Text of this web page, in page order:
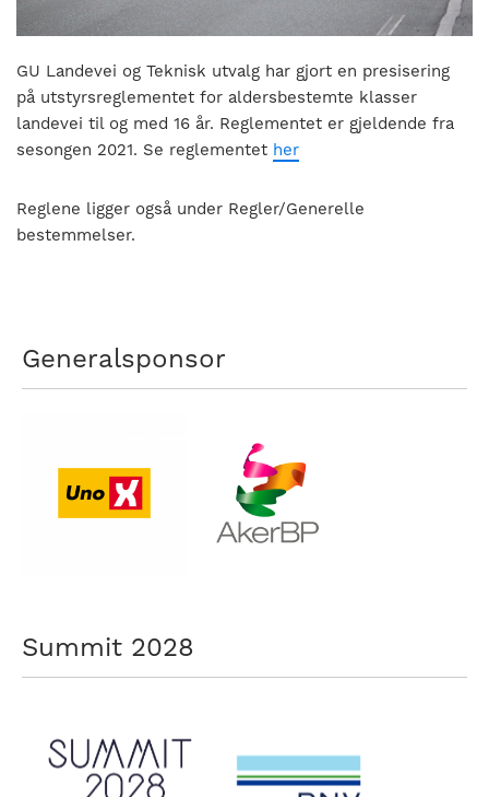
bli
en
folkesport.
GU Landevei og Teknisk utvalg har gjort en presisering
på utstyrsreglementet for aldersbestemte klasser
landevei til og med 16 år. Reglementet er gjeldende fra
sesongen 2021. Se reglementet her
Reglene ligger også under Regler/Generelle
bestemmelser.
Generalsponsor
Summit 2028